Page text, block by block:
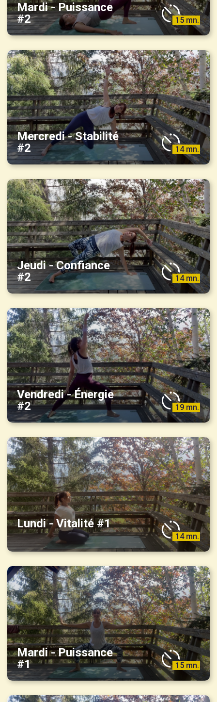
Mardi - Puissance
#2
15 mn.
Mercredi - Stabilité
#2
14 mn.
Jeudi - Confiance
#2
14 mn.
Vendredi - Énergie
#2
19 mn.
Lundi - Vitalité #1
14 mn.
Mardi - Puissance
#1
15 mn.